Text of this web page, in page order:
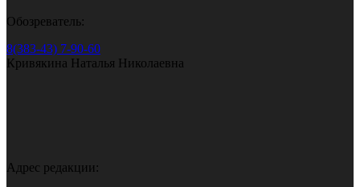
Обозреватель:
8(383-43) 7-90-60
Кривякина Наталья Николаевна
Адрес редакции: